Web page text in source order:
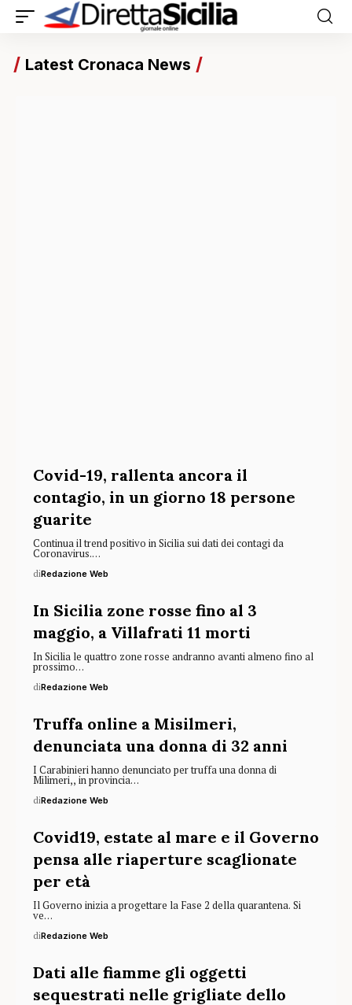
Latest Cronaca News
Covid-19, rallenta ancora il
contagio, in un giorno 18 persone
guarite
Continua il trend positivo in Sicilia sui dati dei contagi da
Coronavirus.…
diRedazione Web
In Sicilia zone rosse fino al 3
maggio, a Villafrati 11 morti
In Sicilia le quattro zone rosse andranno avanti almeno fino al
prossimo…
diRedazione Web
Truffa online a Misilmeri,
denunciata una donna di 32 anni
I Carabinieri hanno denunciato per truffa una donna di
Milimeri,, in provincia…
diRedazione Web
Covid19, estate al mare e il Governo
pensa alle riaperture scaglionate
per età
Il Governo inizia a progettare la Fase 2 della quarantena. Si
ve…
diRedazione Web
Dati alle fiamme gli oggetti
sequestrati nelle grigliate dello